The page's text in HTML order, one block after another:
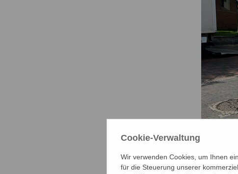
Cookie-Verwaltung
Wir verwenden Cookies, um Ihnen
für die Steuerung unserer